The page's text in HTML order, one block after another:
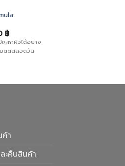
฿
หาผิวได้อย่าง
ตต์ตลอดวัน
า
ะคืนสินค้า